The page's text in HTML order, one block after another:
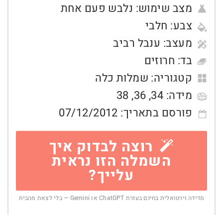
מצב שימוש: נלבש פעם אחת
צבע: חלבי
מעצב: ענבל רביב
בד: חרוזים
קטגוריה: שמלות כלה
מידה: 34
,
36
,
38
פורסם בתאריך: 07/12/2012
רוצה לבדוק איך
השמלה הזו נראית
עלייך?
מדידה וירטואלית בחינם בעזרת ChatGPT או Gemini — בלי לצאת מהבית